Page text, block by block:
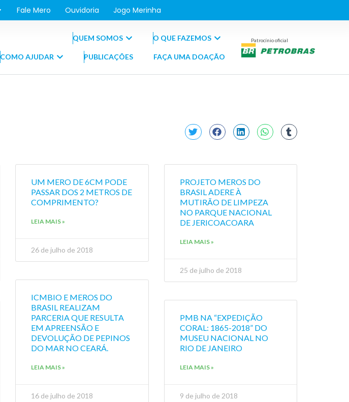
Fale Mero Ouvidoria Jogo Merinha
QUEM SOMOS O QUE FAZEMOS
COMO AJUDAR PUBLICAÇÕES FAÇA UMA DOAÇÃO
Patrocínio oficial
UM MERO DE 6CM PODE
PASSAR DOS 2 METROS DE
COMPRIMENTO?
LEIA MAIS »
26 de julho de 2018
PROJETO MEROS DO
BRASIL ADERE À
MUTIRÃO DE LIMPEZA
NO PARQUE NACIONAL
DE JERICOACOARA
LEIA MAIS »
25 de julho de 2018
ICMBIO E MEROS DO
BRASIL REALIZAM
PARCERIA QUE RESULTA
EM APREENSÃO E
DEVOLUÇÃO DE PEPINOS
DO MAR NO CEARÁ.
LEIA MAIS »
16 de julho de 2018
PMB NA “EXPEDIÇÃO
CORAL: 1865-2018” DO
MUSEU NACIONAL NO
RIO DE JANEIRO
LEIA MAIS »
9 de julho de 2018